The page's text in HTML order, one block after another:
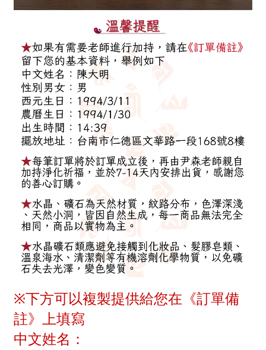
※下方可以複製提供給您在《訂單備
註》上填寫
中文姓名：